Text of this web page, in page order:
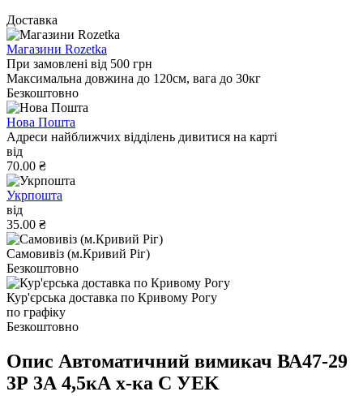
Доставка
Магазини Rozetka
При замовлені від 500 грн
Максимальна довжина до 120см, вага до 30кг
Безкоштовно
Нова Пошта
Адреси найближчих відділень дивитися на карті
від
70.00 ₴
Укрпошта
від
35.00 ₴
Самовивіз (м.Кривий Ріг)
Безкоштовно
Кур'єрська доставка по Кривому Рогу
по графіку
Безкоштовно
Опис Автоматичний вимикач ВА47-29
3Р 3А 4,5кА х-ка C УEK